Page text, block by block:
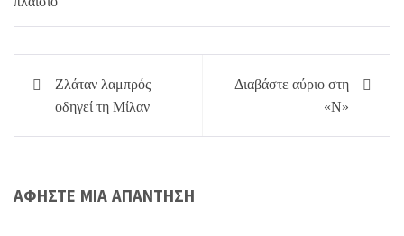
Πλοήγηση
άρθρων
Ζλάταν λαμπρός
οδηγεί τη Μίλαν
Διαβάστε αύριο στη
«Ν»
ΑΦΉΣΤΕ ΜΙΑ ΑΠΆΝΤΗΣΗ